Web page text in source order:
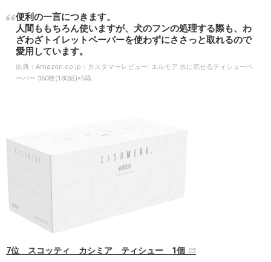
便利の一言につきます。
人間ももちろん使いますが、犬のフンの処理する際も、わ
ざわざトイレットペーパーを使わずにささっと取れるので
愛用しています。
出典： Amazon.co.jp：カスタマーレビュー: エルモア 水に流せるティシューペ
ーパー 360枚(180組)×5箱
7位 スコッティ カシミア ティシュー 1個